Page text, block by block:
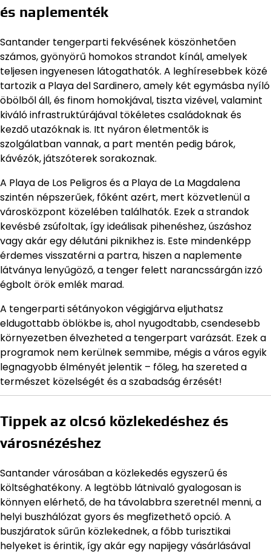
és naplementék
Santander tengerparti fekvésének köszönhetően
számos, gyönyörű homokos strandot kínál, amelyek
teljesen ingyenesen látogathatók. A leghíresebbek közé
tartozik a Playa del Sardinero, amely két egymásba nyíló
öbölből áll, és finom homokjával, tiszta vizével, valamint
kiváló infrastruktúrájával tökéletes családoknak és
kezdő utazóknak is. Itt nyáron életmentők is
szolgálatban vannak, a part mentén pedig bárok,
kávézók, játszóterek sorakoznak.
A Playa de Los Peligros és a Playa de La Magdalena
szintén népszerűek, főként azért, mert közvetlenül a
városközpont közelében találhatók. Ezek a strandok
kevésbé zsúfoltak, így ideálisak pihenéshez, úszáshoz
vagy akár egy délutáni piknikhez is. Este mindenképp
érdemes visszatérni a partra, hiszen a naplemente
látványa lenyűgöző, a tenger felett narancssárgán izzó
égbolt örök emlék marad.
A tengerparti sétányokon végigjárva eljuthatsz
eldugottabb öblökbe is, ahol nyugodtabb, csendesebb
környezetben élvezheted a tengerpart varázsát. Ezek a
programok nem kerülnek semmibe, mégis a város egyik
legnagyobb élményét jelentik – főleg, ha szereted a
természet közelségét és a szabadság érzését!
Tippek az olcsó közlekedéshez és
városnézéshez
Santander városában a közlekedés egyszerű és
költséghatékony. A legtöbb látnivaló gyalogosan is
könnyen elérhető, de ha távolabbra szeretnél menni, a
helyi buszhálózat gyors és megfizethető opció. A
buszjáratok sűrűn közlekednek, a főbb turisztikai
helyeket is érintik, így akár egy napijegy vásárlásával